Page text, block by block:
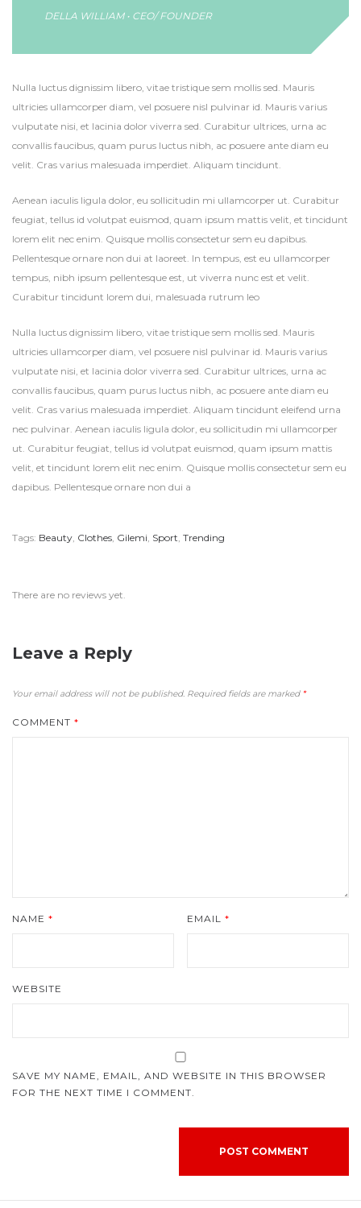
DELLA WILLIAM • CEO/ FOUNDER
Nulla luctus dignissim libero, vitae tristique sem mollis sed. Mauris
ultricies ullamcorper diam, vel posuere nisl pulvinar id. Mauris varius
vulputate nisi, et lacinia dolor viverra sed. Curabitur ultrices, urna ac
convallis faucibus, quam purus luctus nibh, ac posuere ante diam eu
velit. Cras varius malesuada imperdiet. Aliquam tincidunt.
Aenean iaculis ligula dolor, eu sollicitudin mi ullamcorper ut. Curabitur
feugiat, tellus id volutpat euismod, quam ipsum mattis velit, et tincidunt
lorem elit nec enim. Quisque mollis consectetur sem eu dapibus.
Pellentesque ornare non dui at laoreet. In tempus, est eu ullamcorper
tempus, nibh ipsum pellentesque est, ut viverra nunc est et velit.
Curabitur tincidunt lorem dui, malesuada rutrum leo
Nulla luctus dignissim libero, vitae tristique sem mollis sed. Mauris
ultricies ullamcorper diam, vel posuere nisl pulvinar id. Mauris varius
vulputate nisi, et lacinia dolor viverra sed. Curabitur ultrices, urna ac
convallis faucibus, quam purus luctus nibh, ac posuere ante diam eu
velit. Cras varius malesuada imperdiet. Aliquam tincidunt eleifend urna
nec pulvinar. Aenean iaculis ligula dolor, eu sollicitudin mi ullamcorper
ut. Curabitur feugiat, tellus id volutpat euismod, quam ipsum mattis
velit, et tincidunt lorem elit nec enim. Quisque mollis consectetur sem eu
dapibus. Pellentesque ornare non dui a
Tags: Beauty, Clothes, Gilemi, Sport, Trending
There are no reviews yet.
Leave a Reply
Your email address will not be published. Required fields are marked *
COMMENT *
NAME * EMAIL*
WEBSITE
SAVE MY NAME, EMAIL, AND WEBSITE IN THIS BROWSER
FOR THE NEXT TIME I COMMENT.